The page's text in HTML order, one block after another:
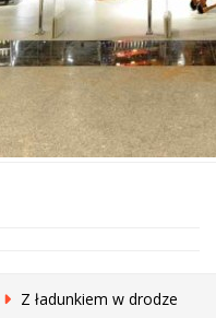
Z ładunkiem w drodze